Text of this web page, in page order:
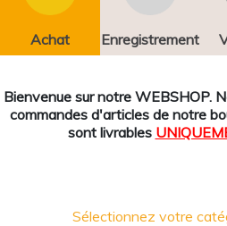
Achat Enregistrement
Bienvenue sur notre WEBSHOP.
commandes d'articles de notre
sont livrables
Sélectionnez votre